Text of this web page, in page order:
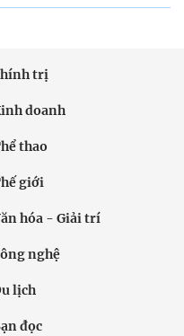
trị
doanh
thao
giới
hóa - Giải trí
nghệ
lịch
đọc